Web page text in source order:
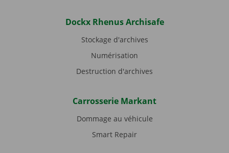
Dockx Rhenus Archisafe
Stockage d'archives
Numérisation
Destruction d'archives
Carrosserie Markant
Dommage au véhicule
Smart Repair